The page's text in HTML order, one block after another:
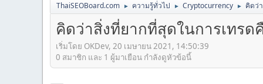
ThaiSEOBoard.com ► ความรู้ทั่วไป ► Cryptocurrency ► คิดว่
คิดว่าสิ่งที่ยากที่สุดในการเทรด
เริ่มโดย OKDev, 20 เมษายน 2021, 14:50:39
0 สมาชิก และ 1 ผู้มาเยือน กำลังดูหัวข้อนี้